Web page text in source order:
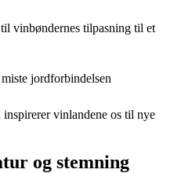
vinbøndernes tilpasning til et
jordforbindelsen
vinlandene os til nye
og stemning